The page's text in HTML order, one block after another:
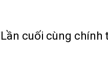
cuối cùng